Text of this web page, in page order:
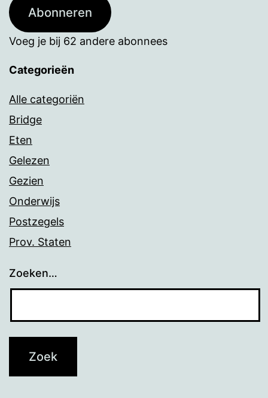
Abonneren
Voeg je bij 62 andere abonnees
Categorieën
Alle categoriën
Bridge
Eten
Gelezen
Gezien
Onderwijs
Postzegels
Prov. Staten
Zoeken…